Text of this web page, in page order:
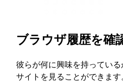
ブラウザ履歴を確
彼らが何に興味を持ってい
サイトを見ることができます